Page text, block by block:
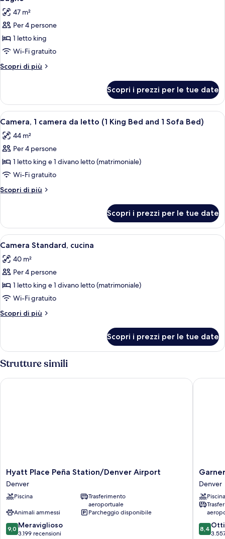
ai
disabili
(Shower)
con
divano
letto,
accessibile
ai
disabili
le
foto
per
Suite,
1
camera
accessibile
ai
disabili,
vasca
da
bagno
47 m²
Per 4 persone
1 letto king
Wi-Fi gratuito
Scopri di più
Altri
1
camera
da
accessibile
ai
vasca
da
Scopri i prezzi per le tue date
Apri
tutte
le
foto
per
Camera,
1
camera
letto
(1
King
Bed
and
1
Sofa
Bed)
Una camera d'albergo con un letto
8
Camera, 1 camera da letto (1 King Bed and 1 Sofa Bed)
44 m²
Per 4 persone
1 letto king e 1 divano letto (matrimoniale)
Wi-Fi gratuito
Scopri di più
Altri
1
camera
da
(1
King
and
Bed)
Scopri i prezzi per le tue date
Apri
tutte
le
foto
per
Camera
Standard,
cucina
Camera d'albergo con un letto
11
Camera Standard, cucina
40 m²
Per 4 persone
1 letto king e 1 divano letto (matrimoniale)
Wi-Fi gratuito
Scopri di più
Altri
Standard,
cucina
Scopri i prezzi per le tue date
Strutture simili
Hyatt
Place
Peña
Station/Denver
Denver
Hyatt Place Peña Station/Denver Airport
Denver
Piscina
Trasferimento
aeroportuale
Animali ammessi
Parcheggio disponibile
9.0
su
9,0 Meraviglioso
3.199 recensioni
Hyatt Place Peña Station/Denver Airport
Garner
Hotel
Denver
Airport
Area
IHG
Denver
Denver
Piscina
8.4
su
8,4
Garner